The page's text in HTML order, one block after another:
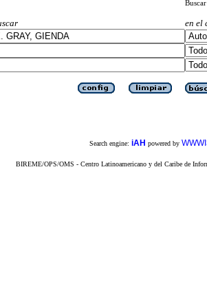
en el
Search engine: iAH powered by
BIREME/OPS/OMS - Centro Latinoamericano y del Caribe de